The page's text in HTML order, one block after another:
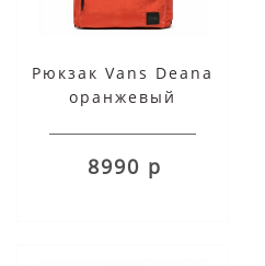
Рюкзак Vans Deana
оранжевый
8990 р